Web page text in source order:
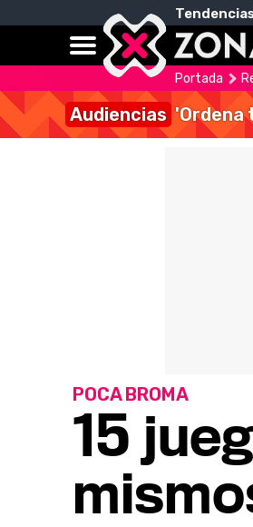
Portada
Audiencias 'Ordena
15
POCA BROMA